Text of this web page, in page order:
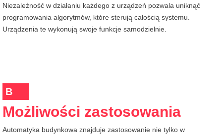
Niezależność w działaniu każdego z urządzeń pozwala uniknąć
programowania algorytmów, które sterują całością systemu.
Urządzenia te wykonują swoje funkcje samodzielnie.
B
Możliwości zastosowania
Automatyka budynkowa znajduje zastosowanie nie tylko w